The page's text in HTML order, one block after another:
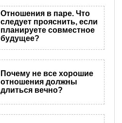
Отношения в паре. Что
следует прояснить, если
планируете совместное
будущее?
Почему не все хорошие
отношения должны
длиться вечно?